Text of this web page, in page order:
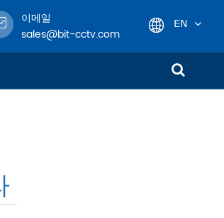
이메일
sales@bit-cctv.com
EN